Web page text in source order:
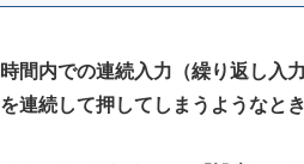
間内での連続入力（繰り返し入
連続して押してしまうようなとき